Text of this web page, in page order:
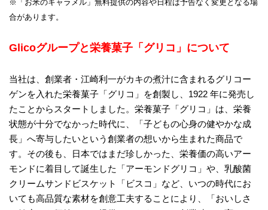
※「お米のキャラメル」無料提供の内容や日程は予告なく変更となる場
合があります。
Glicoグループと栄養菓子「グリコ」について
当社は、創業者・江崎利⼀がカキの煮汁に含まれるグリコー
ゲンを⼊れた栄養菓⼦「グリコ」を創製し、1922 年に発売し
たことからスタートしました。栄養菓⼦「グリコ」は、栄養
状態が⼗分でなかった時代に、「子どもの心身の健やかな成
長」へ寄与したいという創業者の想いから生まれた商品で
す。その後も、日本ではまだ珍しかった、栄養価の高いアー
モンドに着目して誕生した「アーモンドグリコ」や、乳酸菌
クリームサンドビスケット「ビスコ」など、いつの時代にお
いても高品質な素材を創意工夫することにより、「おいしさ